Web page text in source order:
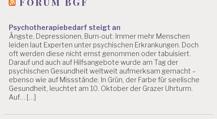
Psychotherapiebedarf steigt an
Ängste, Depressionen, Burn-out: Immer mehr Menschen
leiden laut Experten unter psychischen Erkrankungen. Doch
oft werden diese nicht ernst genommen oder tabuisiert.
Darauf und auch auf Hilfsangebote wurde am Tag der
psychischen Gesundheit weltweit aufmerksam gemacht –
ebenso wie auf Missstände. In Grün, der Farbe für seelische
Gesundheit, leuchtet am 10. Oktober der Grazer Uhrturm.
Auf… […]